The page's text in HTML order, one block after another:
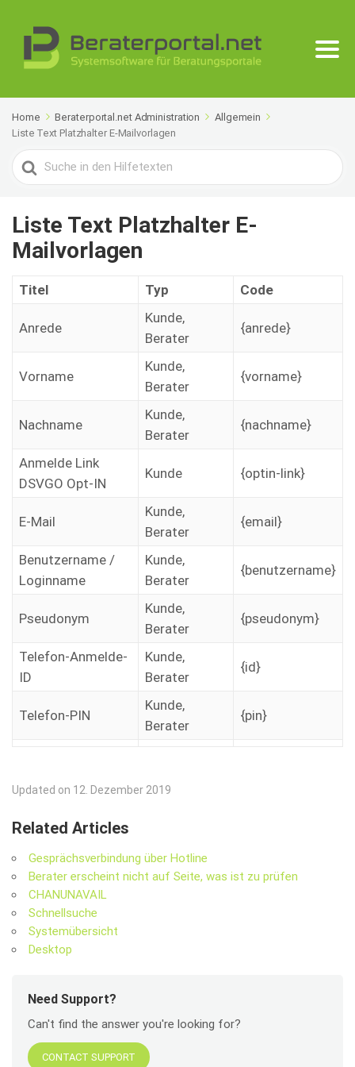
Home Beraterportal.net Administration
Allgemein
Liste Text Platzhalter E-Mailvorlagen
Search
For
Liste Text Platzhalter E-
Mailvorlagen
Titel Typ Code
Anrede
Kunde,
Berater
{anrede}
Vorname
Kunde,
Berater
{vorname}
Nachname
Kunde,
Berater
{nachname}
Anmelde Link
DSVGO Opt-IN
Kunde {optin-link}
E-Mail
Kunde,
Berater
{email}
Benutzername /
Loginname
Kunde,
Berater
{benutzername}
Pseudonym
Kunde,
Berater
{pseudonym}
Telefon-Anmelde-
ID
Kunde,
Berater
{id}
Telefon-PIN
Kunde,
Berater
{pin}
Updated on 12. Dezember 2019
Related Articles
Gesprächsverbindung über Hotline
Berater erscheint nicht auf Seite, was ist zu prüfen
CHANUNAVAIL
Schnellsuche
Systemübersicht
Desktop
Need Support?
Can't find the answer you're looking for?
CONTACT SUPPORT